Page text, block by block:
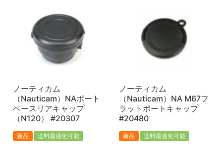
ノーティカム
（Nauticam）NAポート
ベースリアキャップ
（N120） #20307
新品 送料最適化可能
ノーティカム
（Nauticam）NA M67フ
ラットポートキャップ
#20480
新品 送料最適化可能